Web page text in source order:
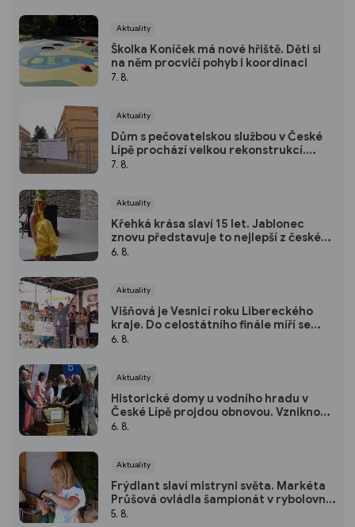
Aktuality
Školka Koníček má nové hřiště. Děti si
na něm procvičí pohyb i koordinaci
7. 8.
Aktuality
Dům s pečovatelskou službou v České
Lípě prochází velkou rekonstrukcí.
Nabídne i byty pro páry
7. 8.
Aktuality
Křehká krása slaví 15 let. Jablonec
znovu představuje to nejlepší z české
bižuterie a skla
6. 8.
Aktuality
Višňová je Vesnicí roku Libereckého
kraje. Do celostátního finále míří se
zlatou stuhou
6. 8.
Aktuality
Historické domy u vodního hradu v
České Lípě projdou obnovou. Vzniknou v
nich nové expozice
6. 8.
Aktuality
Frýdlant slaví mistryni světa. Markéta
Průšová ovládla šampionát v rybolovné
technice
5. 8.